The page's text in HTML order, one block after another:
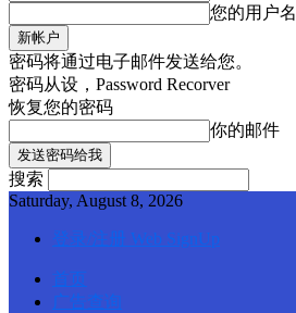
您的用户名
密码将通过电子邮件发送给您。
密码从设，Password Recorver
恢复您的密码
你的邮件
搜索
Saturday, August 8, 2026
登录/注册 Web SignUp
首页
广告查询